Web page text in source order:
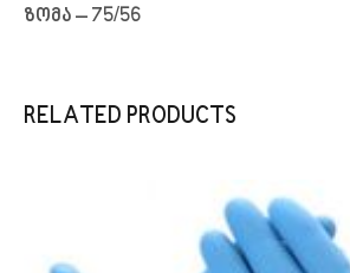
ზომა – 75/56
RELATED PRODUCTS